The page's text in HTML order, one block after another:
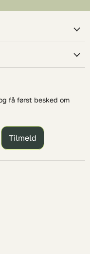
få først besked om
Tilmeld